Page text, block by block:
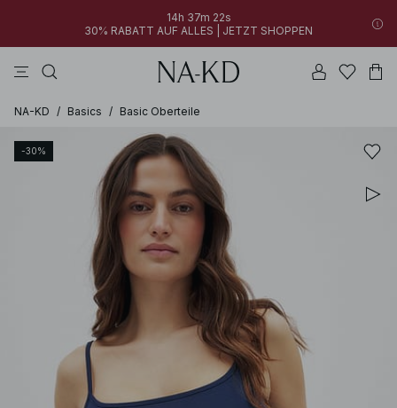
14h 37m 22s
30% RABATT AUF ALLES | JETZT SHOPPEN
NA-KD / Basics / Basic Oberteile
-30%